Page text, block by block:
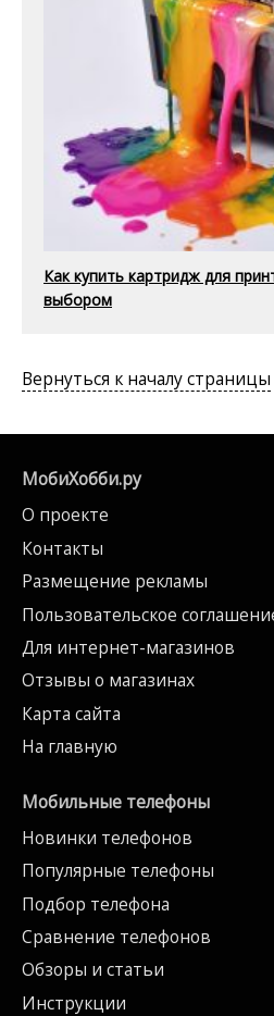
Как купить картридж для
выбором
Вернуться к началу страницы
МобиХобби.ру
О проекте
Контакты
Размещение рекламы
Пользовательское
Для интернет-магазинов
Отзывы о магазинах
Карта сайта
На главную
Мобильные телефоны
Новинки телефонов
Популярные телефоны
Подбор телефона
Сравнение телефонов
Обзоры и статьи
Инструкции